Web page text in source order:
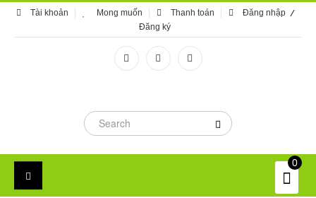
Tài khoản Mong muốn Thanh toán
Đăng nhập
Đăng ký
0